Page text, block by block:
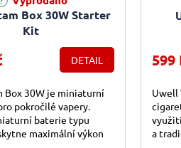
Box 30W Starter
Kit
DETAIL
Box 30W je miniaturní
pokročilé vapery.
baterie typu
maximální výkon
599
Uwell
a